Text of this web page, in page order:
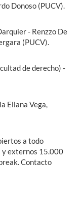
Donoso (PUCV).
- Renzzo De
(PUCV).
de derecho) -
Eliana Vega,
a todo
y externos 15.000
Contacto